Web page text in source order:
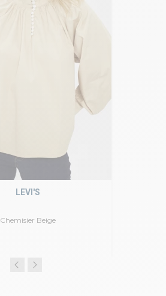
Chemisier Beige
LEVI'S